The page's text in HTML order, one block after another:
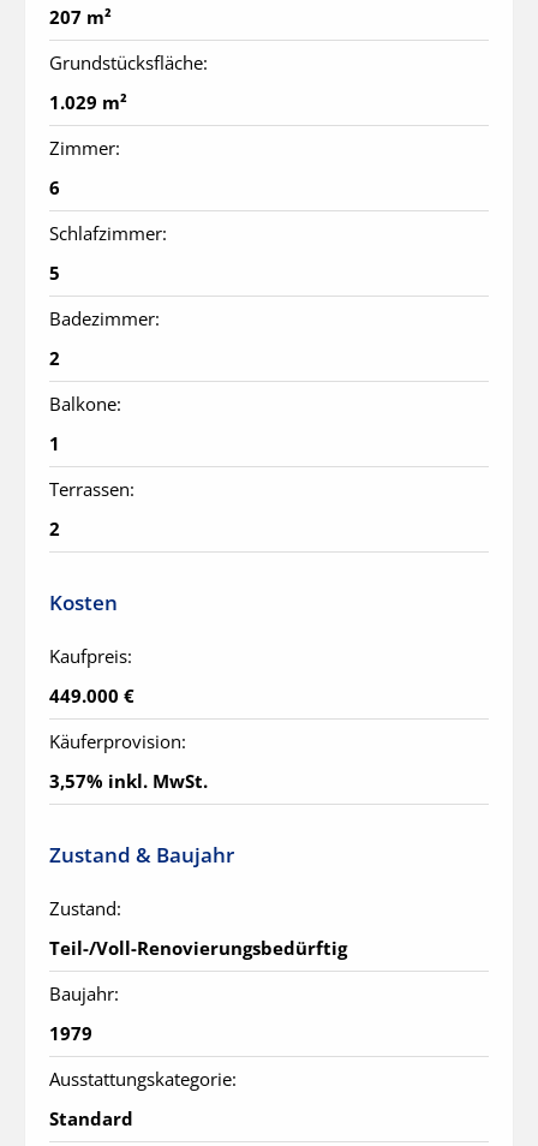
207 m²
Grundstücksfläche:
1.029 m²
Zimmer:
6
Schlafzimmer:
5
Badezimmer:
2
Balkone:
1
Terrassen:
2
Kosten
Kaufpreis:
449.000 €
Käuferprovision:
3,57% inkl. MwSt.
Zustand & Baujahr
Zustand:
Teil-/Voll-Renovierungsbedürftig
Baujahr:
1979
Ausstattungskategorie:
Standard